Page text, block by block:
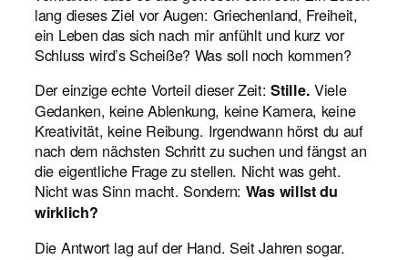
lang dieses Ziel vor Augen: Griechenland, Freiheit,
ein Leben das sich nach mir anfühlt und kurz vor
Schluss wird’s Scheiße? Was soll noch kommen?
Der einzige echte Vorteil dieser Zeit:Stille. Viele
Gedanken, keine Ablenkung, keine Kamera, keine
Kreativität, keine Reibung. Irgendwann hörst du auf
nach dem nächsten Schritt zu suchen und fängst an
die eigentliche Frage zu stellen. Nicht was geht.
Nicht was Sinn macht. Sondern: Was willst du
wirklich?
Die Antwort lag auf der Hand. Seit Jahren sogar.